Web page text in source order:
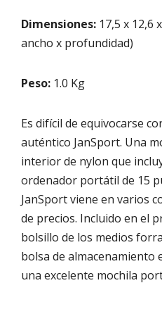
Dimensiones: 17,5 x 12,6
ancho x profundidad)
Peso: 1.0 Kg
Es difícil de equivocarse
auténtico JanSport. Una
interior de nylon que
ordenador portátil de 15
JanSport viene en varios
de precios. Incluido en el
bolsillo de los medios
bolsa de almacenamiento
una excelente mochila